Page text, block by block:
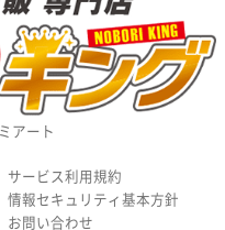
アート
サービス利用規約
情報セキュリティ基本方針
お問い合わせ